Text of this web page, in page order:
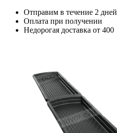
Отправим в течение 2 дней
Оплата при получении
Недорогая доставка от 400